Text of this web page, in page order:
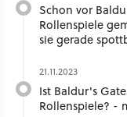
Schon vor
Rollenspiele
sie gerade
21.11.2023
Ist Baldur's
Rollenspiele? -